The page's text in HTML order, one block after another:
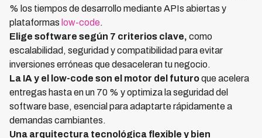
% los tiempos de desarrollo mediante APIs abiertas y
plataformas low-code.
Elige software según 7 criterios clave, como
escalabilidad, seguridad y compatibilidad para evitar
inversiones erróneas que desaceleran tu negocio.
La IA y el low-code son el motor del futuroque acelera
entregas hasta en un 70 % y optimiza la seguridad del
software base, esencial para adaptarte rápidamente a
demandas cambiantes.
Una arquitectura tecnológica flexible y bien